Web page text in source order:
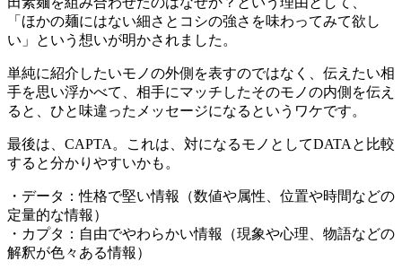
「ほかの麺にはない細さとコシの強さを味わってみて欲し
い」という想いが明かされました。
単純に紹介したいモノの外側を表すのではなく、伝えたい相
手を思い浮かべて、相手にマッチしたそのモノの内側を伝え
ると、ひと味違ったメッセージになるというワケです。
最後は、CAPTA。これは、対になるモノとしてDATAと比較
すると分かりやすいかも。
・データ：性格で堅い情報（数値や属性、位置や時間などの
定量的な情報）
・カプタ：自由でやわらかい情報（現象や心理、物語などの
解釈が色々ある情報）